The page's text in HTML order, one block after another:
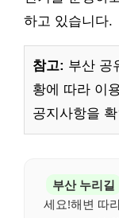
하고 있습니다.
참고: 부산 공
황에 따라 이
공지사항을
부산 누리길
세요!해변 따